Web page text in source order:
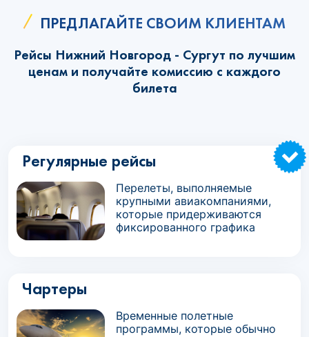
ПРЕДЛАГАЙТЕ СВОИМ КЛИЕНТАМ
Рейсы Нижний Новгород - Сургут по лучшим
ценам и получайте комиссию с каждого
билета
Регулярные рейсы
Перелеты, выполняемые
крупными авиакомпаниями,
которые придерживаются
фиксированного графика
Чартеры
Временные полетные
программы, которые обычно